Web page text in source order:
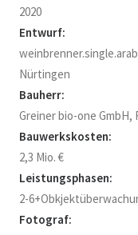
2020
Entwurf:
Nürtingen
Bauherr:
Greiner bio-one GmbH,
Bauwerkskosten:
2,3 Mio. €
Leistungsphasen:
2-
Fotograf: